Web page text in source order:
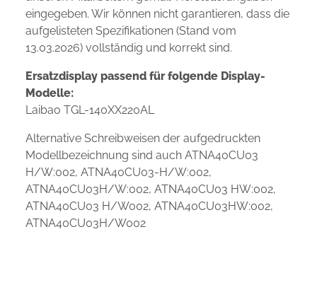
eingegeben. Wir können nicht garantieren, dass die
aufgelisteten Spezifikationen (Stand vom
13.03.2026) vollständig und korrekt sind.
Ersatzdisplay passend für folgende Display-
Modelle:
Laibao TGL-140XX220AL
Alternative Schreibweisen der aufgedruckten
Modellbezeichnung sind auch ATNA40CU03
H/W:002, ATNA40CU03-H/W:002,
ATNA40CU03H/W:002, ATNA40CU03 HW:002,
ATNA40CU03 H/W002, ATNA40CU03HW:002,
ATNA40CU03H/W002